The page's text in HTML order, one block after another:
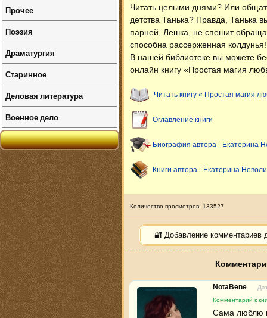
Читать целыми днями? Или
детства Танька? Правда, Танька
парней, Лешка, не спешит
способна рассерженная колдунья!
В нашей библиотеке вы можете
онлайн книгу «Простая магия
Читать книгу « Простая магия
Оглавление книги
Биография автора - Екатерина
Книги автора - Екатерина
Количество просмотров: 133527
🔐 Добавление комментариев
NotaBene
Комментарий к
Сама люблю
Прочее
Поэзия
Драматургия
Старинное
Деловая литература
Военное дело